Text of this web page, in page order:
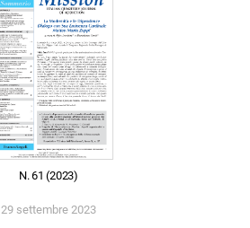
N. 61 (2023)
29 settembre 2023